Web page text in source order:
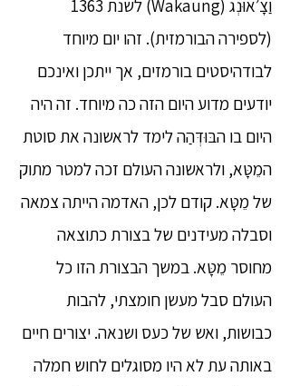
וַצָ׳אוּנְג (Wakaung) לשנת 1363
(לספירה הבורמזית). זהו יום מיוחד
לבודהיסטים בורמזים, אך ייתכן ואינכם
יודעים מדוע היום הזה כה מיוחד. זה היה
היום בו הבּוּדְּהַה לימד לראשונה את סוטת
המֵטָּא, ולראשונה העולם זכה למטר מתוק
של מֵטָּא. קודם לכן, האדמה הייתה צמאה
וסבלה מעידנים של בצורת כתוצאה
מחוסר מֵטָּא. במשך הבצורת הזו כל
העולם סבל מעשן חומצתי, להבות
כבושות, ואש של כעס ושנאה. יצורים חיים
באותה עת לא היו מסוגלים לחוש חמלה